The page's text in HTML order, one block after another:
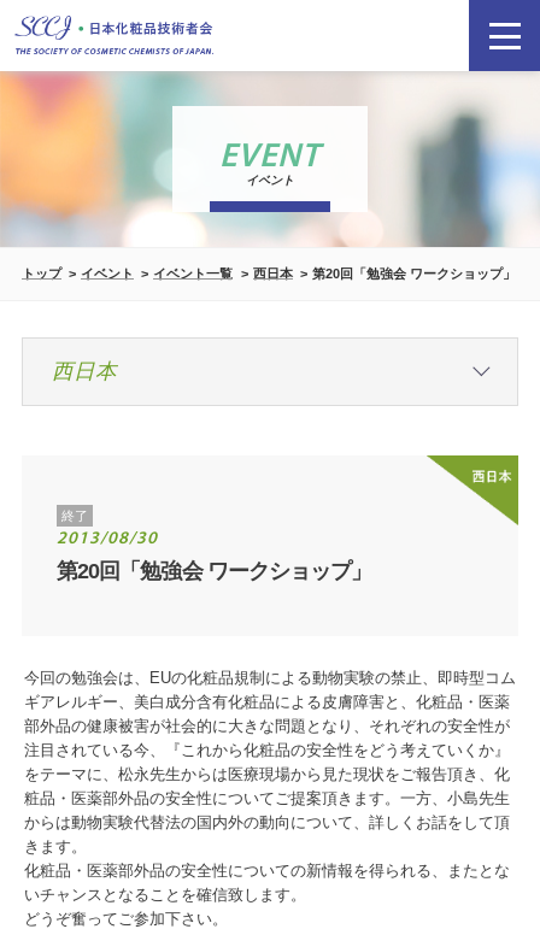
EVENT
イベント
トップ イベント イベント一覧 西日本 第20回「勉強会 ワークショップ」
終了
2013/08/30
第20回「勉強会 ワークショップ」
今回の勉強会は、EUの化粧品規制による動物実験の禁止、即時型コム
ギアレルギー、美白成分含有化粧品による皮膚障害と、化粧品・医薬
部外品の健康被害が社会的に大きな問題となり、それぞれの安全性が
注目されている今、『これから化粧品の安全性をどう考えていくか』
をテーマに、松永先生からは医療現場から見た現状をご報告頂き、化
粧品・医薬部外品の安全性についてご提案頂きます。一方、小島先生
からは動物実験代替法の国内外の動向について、詳しくお話をして頂
きます。
化粧品・医薬部外品の安全性についての新情報を得られる、またとな
いチャンスとなることを確信致します。
どうぞ奮ってご参加下さい。